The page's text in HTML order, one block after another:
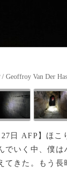
Geoffroy Van Der
27日 AFP】ほ
でいく中、僕
てきた。もう